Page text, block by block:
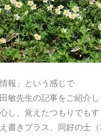
報」という感じで
敏先生の記事をご紹介し
し、覚えたつもりでも
書きプラス、同好の士